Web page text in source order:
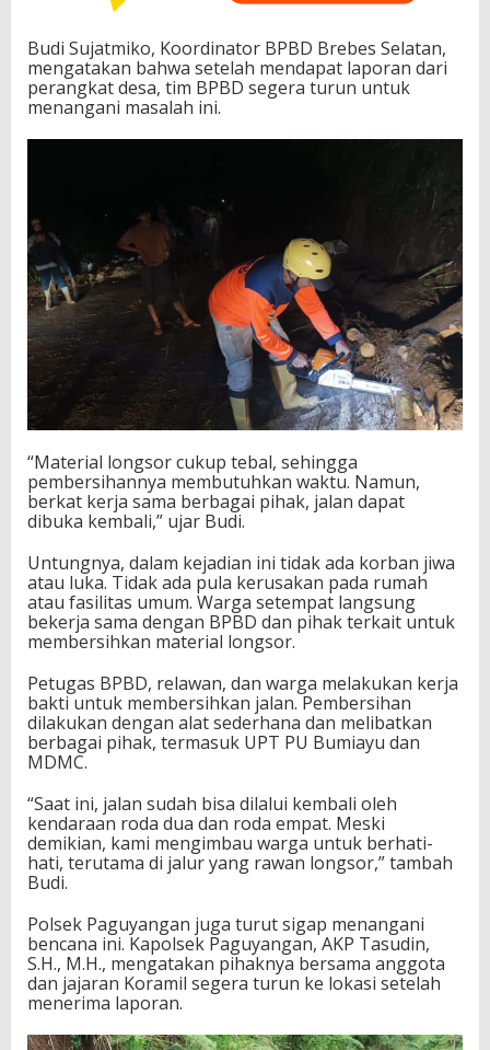
Budi Sujatmiko, Koordinator BPBD Brebes Selatan,
mengatakan bahwa setelah mendapat laporan dari
perangkat desa, tim BPBD segera turun untuk
menangani masalah ini.
“Material longsor cukup tebal, sehingga
pembersihannya membutuhkan waktu. Namun,
berkat kerja sama berbagai pihak, jalan dapat
dibuka kembali,” ujar Budi.
Untungnya, dalam kejadian ini tidak ada korban jiwa
atau luka. Tidak ada pula kerusakan pada rumah
atau fasilitas umum. Warga setempat langsung
bekerja sama dengan BPBD dan pihak terkait untuk
membersihkan material longsor.
Petugas BPBD, relawan, dan warga melakukan kerja
bakti untuk membersihkan jalan. Pembersihan
dilakukan dengan alat sederhana dan melibatkan
berbagai pihak, termasuk UPT PU Bumiayu dan
MDMC.
“Saat ini, jalan sudah bisa dilalui kembali oleh
kendaraan roda dua dan roda empat. Meski
demikian, kami mengimbau warga untuk berhati-
hati, terutama di jalur yang rawan longsor,” tambah
Budi.
Polsek Paguyangan juga turut sigap menangani
bencana ini. Kapolsek Paguyangan, AKP Tasudin,
S.H., M.H., mengatakan pihaknya bersama anggota
dan jajaran Koramil segera turun ke lokasi setelah
menerima laporan.